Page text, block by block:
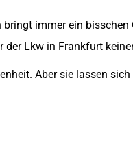
immer ein
Lkw in Frankfurt
Aber sie lassen